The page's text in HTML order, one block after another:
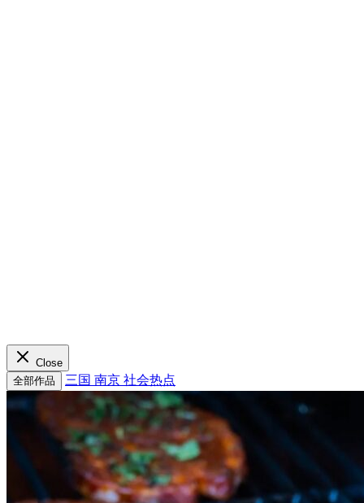
Close
全部作品
三国 南京 社会热点